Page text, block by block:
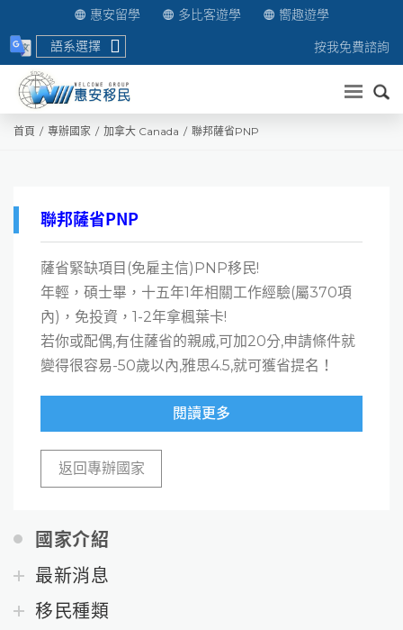
惠安留學 多比客遊學
嚮趣遊學
語系選擇
按我免費諮詢
送出
首頁 專辦國家 加拿大 Canada 聯邦薩省PNP
國家介紹
最新消息
移民種類
聯邦薩省PNP
薩省緊缺項目(免雇主信)PNP移民!
年輕，碩士畢，十五年1年相關工作經驗(屬370項
內)，免投資，1-2年拿楓葉卡!
若你或配偶,有住薩省的親戚,可加20分,申請條件就
變得很容易-50歲以內,雅思4.5,就可獲省提名！
閱讀更多
返回專辦國家